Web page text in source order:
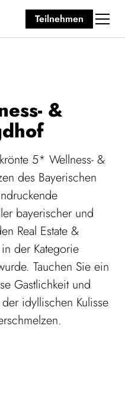
Teilnehmen
&
5* Wellness- &
des Bayerischen
bayerischer und
Real Estate &
der Kategorie
Tauchen Sie ein
Gastlichkeit und
idyllischen Kulisse